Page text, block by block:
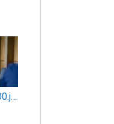
SLR_4989_800.jpg